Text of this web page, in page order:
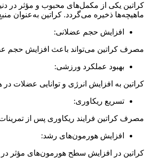
کراتین یکی از مکمل‌های محبوب و مؤثر در
ماهیچه‌ها ذخیره می‌گردد. کراتین به‌عنوان
افزایش حجم عضلانی:
مصرف کراتین می‌تواند باعث افزایش حجم عضلات تا ۴۰ درصد بیشتر از حالت طبیعی شود. این امر به‌ویژه در فعالیت‌های قدرتی
بهبود عملکرد ورزشی:
کراتین به افزایش انرژی و توانایی عضلات
تسریع ریکاوری:
مصرف کراتین فرایند ریکاوری پس از
افزایش هورمون‌های رشد:
کراتین در افزایش سطح هورمون‌های مؤثر در